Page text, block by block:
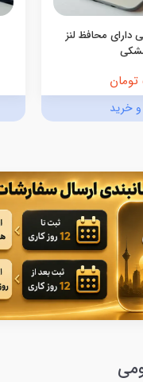
دارای محافظ لنز
خرید